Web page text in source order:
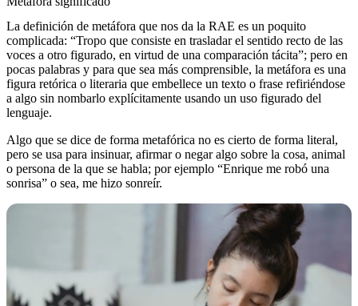
La definición de metáfora que nos da la RAE es un poquito
complicada: “Tropo que consiste en trasladar el sentido recto de las
voces a otro figurado, en virtud de una comparación tácita”; pero en
pocas palabras y para que sea más comprensible, la metáfora es una
figura retórica o literaria que embellece un texto o frase refiriéndose
a algo sin nombarlo explícitamente usando un uso figurado del
lenguaje.
Algo que se dice de forma metafórica no es cierto de forma literal,
pero se usa para insinuar, afirmar o negar algo sobre la cosa, animal
o persona de la que se habla; por ejemplo “Enrique me robó una
sonrisa” o sea, me hizo sonreír.